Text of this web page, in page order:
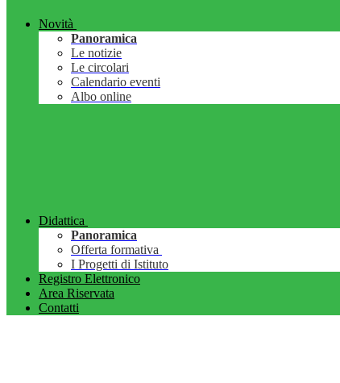
Novità
Panoramica
Le notizie
Le circolari
Calendario eventi
Albo online
Didattica
Panoramica
Offerta formativa
I Progetti di Istituto
Registro Elettronico
Area Riservata
Contatti